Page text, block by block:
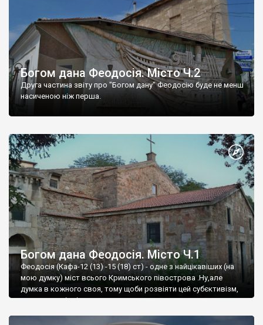
Богом дана Феодосія. Місто Ч.2
Друга частина звіту про "Богом дану" Феодосію буде не менш
насиченою ніж перша.
Богом дана Феодосія. Місто Ч.1
Феодосія (Кафа-12 (13) -15 (18) ст) - одне з найцікавіших (на
мою думку) міст всього Кримського півострова .Ну,але
думка в кожного своя, тому щоби розвіяти цей субєктивізм,
запрошую відвідати це